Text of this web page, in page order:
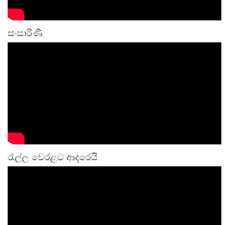
සංසාරිණී
රැල්ල වෙරළට ආදරෙයි